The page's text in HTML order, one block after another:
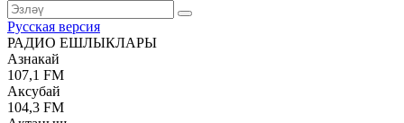
Русская версия
РАДИО ЕШЛЫКЛАРЫ
Азнакай
107,1 FM
Аксубай
104,3 FM